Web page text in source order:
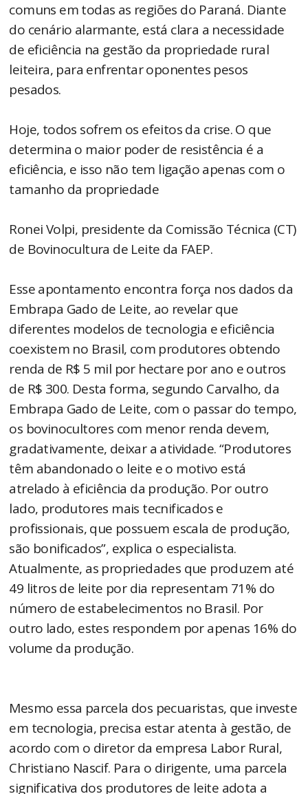
comuns em todas as regiões do Paraná. Diante
do cenário alarmante, está clara a necessidade
de eficiência na gestão da propriedade rural
leiteira, para enfrentar oponentes pesos
pesados.
Hoje, todos sofrem os efeitos da crise. O que
determina o maior poder de resistência é a
eficiência, e isso não tem ligação apenas com o
tamanho da propriedade
Ronei Volpi, presidente da Comissão Técnica (CT)
de Bovinocultura de Leite da FAEP.
Esse apontamento encontra força nos dados da
Embrapa Gado de Leite, ao revelar que
diferentes modelos de tecnologia e eficiência
coexistem no Brasil, com produtores obtendo
renda de R$ 5 mil por hectare por ano e outros
de R$ 300. Desta forma, segundo Carvalho, da
Embrapa Gado de Leite, com o passar do tempo,
os bovinocultores com menor renda devem,
gradativamente, deixar a atividade. “Produtores
têm abandonado o leite e o motivo está
atrelado à eficiência da produção. Por outro
lado, produtores mais tecnificados e
profissionais, que possuem escala de produção,
são bonificados”, explica o especialista.
Atualmente, as propriedades que produzem até
49 litros de leite por dia representam 71% do
número de estabelecimentos no Brasil. Por
outro lado, estes respondem por apenas 16% do
volume da produção.
Mesmo essa parcela dos pecuaristas, que investe
em tecnologia, precisa estar atenta à gestão, de
acordo com o diretor da empresa Labor Rural,
Christiano Nascif. Para o dirigente, uma parcela
significativa dos produtores de leite adota a